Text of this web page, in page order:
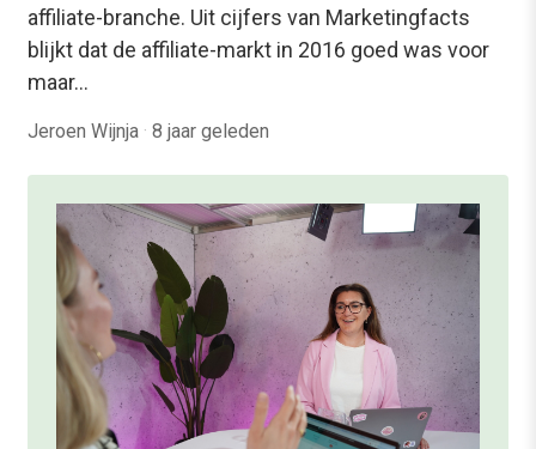
affiliate-branche. Uit ​cijfers ​van Marketingfacts
blijkt dat de affiliate-markt in 2016 goed was voor
maar…
Jeroen Wijnja · 8 jaar geleden